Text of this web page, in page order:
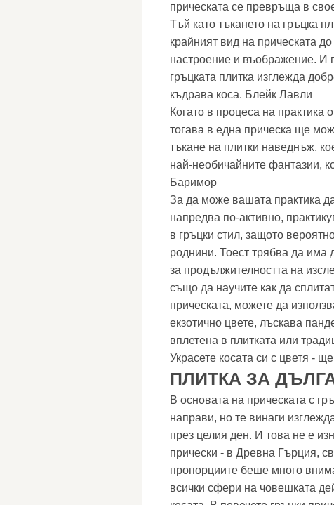
прическата се превръща в
Тъй като тъкането на гръцка
крайният вид на прическата
настроение и въображение. И
гръцката плитка изглежда
къдрава коса. Блейк Лавли
Когато в процеса на практика
тогава в една прическа ще
тъкане на плитки наведнъж,
най-необичайните фантазии,
Баримор
За да може вашата практика
напредва по-активно,
в гръцки стил, защото
роднини. Тоест трябва да има
за продължителността на
също да научите как да
прическата, можете да
екзотично цвете, лъскава
вплетена в плитката или
Украсете косата си с цветя -
ПЛИТКА ЗА
В основата на прическата с
направи, но те винаги
през целия ден. И това не е
прически - в Древна Гърция,
пропорциите беше много
всички сфери на човешката